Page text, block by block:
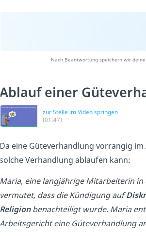
Nach Beantwortung speichern wir
Ablauf einer
zur Stelle im Video springen
(01:47)
Da eine Güteverhandlung vorrangig im
solche Verhandlung ablaufen kann:
Maria, eine langjährige Mitarbeiterin
vermutet, dass die Kündigung auf
Religionbenachteiligt wurde. Maria
Arbeitsgericht eine Güteverhandlung